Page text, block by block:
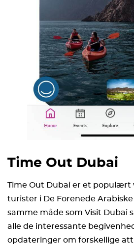
Time Out Dubai
Time Out Dubai er et populært
turister i De Forenede
samme måde som Visit Dubai
alle de interessante
opdateringer om forskellige